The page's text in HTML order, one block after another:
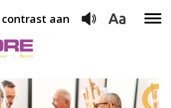
contrast aan